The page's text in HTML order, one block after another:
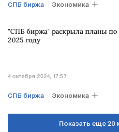
СПБ биржа Экономика
российский рынок акций
биржевые торги
"СПБ биржа" раскрыла планы по
2025 году
4 октября 2024, 17:57
СПБ биржа Экономика
российский рынок акций
Показать еще 20